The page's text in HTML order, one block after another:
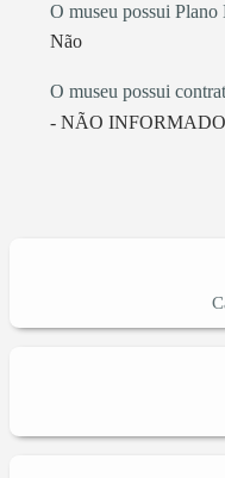
O museu possui
Não
O museu possui
- NÃO